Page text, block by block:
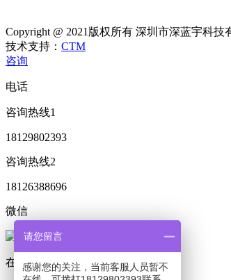
Copyright @ 2021版权所有 深圳市深蓝宇科技
技术支持： CTM
咨询
电话
咨询热线1
18129802393
咨询热线2
18126388696
微信
在线客服
请您留言
感谢您的关注，当前客服人员暂不